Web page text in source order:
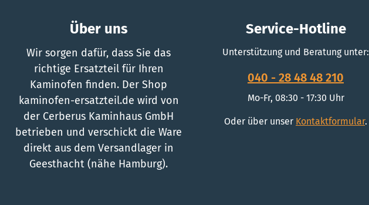
Über uns
Wir sorgen dafür, dass Sie das
richtige Ersatzteil für Ihren
Kaminofen finden. Der Shop
kaminofen-ersatzteil.de wird von
der Cerberus Kaminhaus GmbH
betrieben und verschickt die Ware
direkt aus dem Versandlager in
Geesthacht (nähe Hamburg).
Service-Hotline
Unterstützung und Beratung unter:
040 - 28 48 48 210
Mo-Fr, 08:30 - 17:30 Uhr
Oder über unser Kontaktformular.